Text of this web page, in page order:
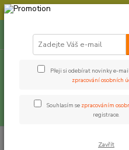
⚠️ POZOR - Objednávky
Přeji si odebírat novinky e-
zpracování osobních
Souhlasím se zpracováním
registrace.
Zavřít